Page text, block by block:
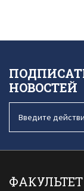
НОВОСТЕЙ
ФАКУЛЬТЕТ